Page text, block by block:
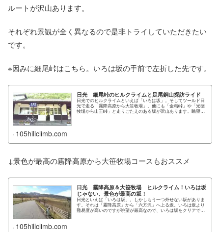
ルートが沢山あります。
それぞれ景観が全く異なるので是非トライしていただきたい
です。
※因みに細尾峠はこちら。いろは坂の手前で左折した先です。
日光 細尾峠のヒルクライムと足尾銅山探訪ライド
日光でのヒルクライムといえば「いろは坂」。そしてツールド日
光で走る「霧降高原から大笹牧場」。他にも「金精峠」や「光徳
牧場から山王峠」と走りごたえのある坂が沢山あります。眺望の
105hillclimb.com
↓景色が最高の霧降高原から大笹牧場コースもおススメ
日光 霧降高原＆大笹牧場 ヒルクライム！いろは坂
じゃない、景色が最高の坂！
日光といえば「いろは坂」。しかしもう一つ外せない坂がありま
す。それは「霧降高原」から「六方沢」へ上る坂。いろは坂より
難易度が高いのですが眺望が最高なので、いろは坂をクリアでき
105hillclimb.com